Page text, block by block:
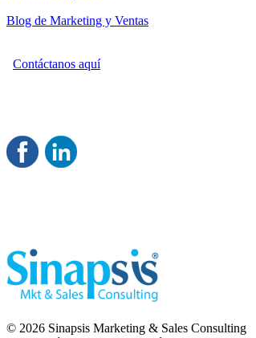
Blog de Marketing y Ventas
Contáctanos aquí
© 2026 Sinapsis Marketing & Sales Consulting